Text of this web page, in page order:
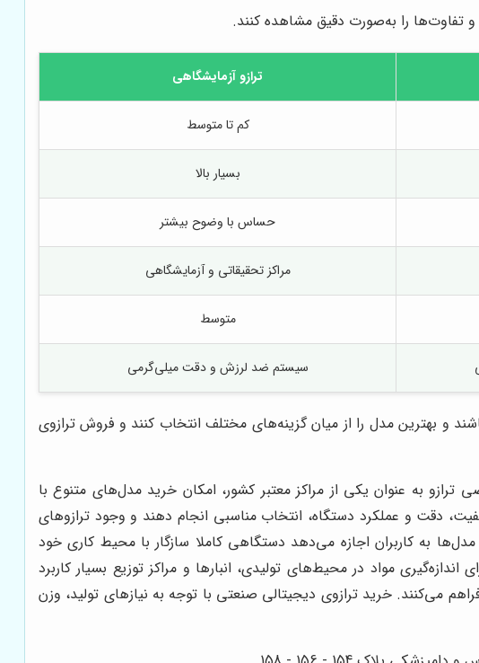
و تفاوت‌ها را به‌صورت دقیق مشاهده کنند.
ترازو آزمایشگاهی
کم تا متوسط
بسیار بالا
حساس با وضوح بیشتر
مراکز تحقیقاتی و آزمایشگاهی
متوسط
سیستم ضد لرزش و دقت میلی‌گرمی
و بهترین مدل را از میان گزینه‌های مختلف انتخاب کنند و فروش ترازوی
ترازو به عنوان یکی از مراکز معتبر کشور، امکان خرید مدل‌های متنوع با
دقت و عملکرد دستگاه، انتخاب مناسبی انجام دهند و وجود ترازوهای
به کاربران اجازه می‌دهد دستگاهی کاملا سازگار با محیط کاری خود
مواد در محیط‌های تولیدی، انبارها و مراکز توزیع بسیار کاربرد
می‌کنند. خرید ترازوی دیجیتالی صنعتی با توجه به نیازهای تولید، وزن